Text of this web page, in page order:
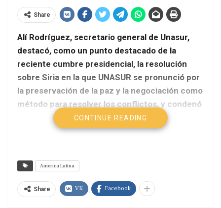
Share
Alí Rodríguez, secretario general de Unasur,
destacó, como un punto destacado de la
reciente cumbre presidencial, la resolución
sobre Siria en la que UNASUR se pronunció por
la preservación de la paz y la negociación como
método para resolver los conflictos, y condenó
la intervención extranjera en Siria y el uso de
armas de destrucción masiva como las armas
CONTINUE READING
America Latina
Share VK Facebook